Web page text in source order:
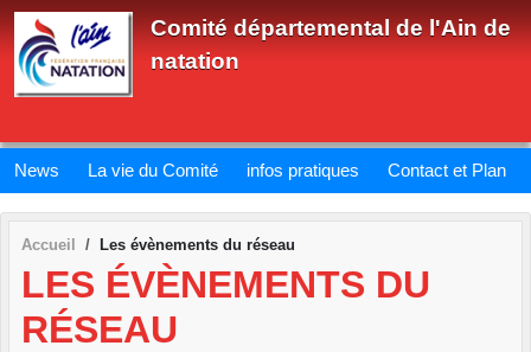
Comité départemental de l'Ain de
natation
News La vie du Comité infos pratiques Contact et Plan
Accueil Les évènements du réseau
LES ÉVÈNEMENTS DU
RÉSEAU
Panneau de gestion des cookies